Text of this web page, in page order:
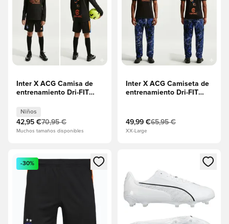
Inter X ACG Camisa de
entrenamiento Dri-FIT
partido Warm 4º -
Negro/Naranja de
seguridad Niños
Niños
42,95 €70,95 €
Muchos tamaños disponibles
Inter X ACG Camiseta de
entrenamiento Dri-FIT
Negro/Naranja de
seguridad
49,99 €65,95 €
XX-Large
Abre un modal para iniciar sesión o registrarse como
-30%
Abre un modal para iniciar